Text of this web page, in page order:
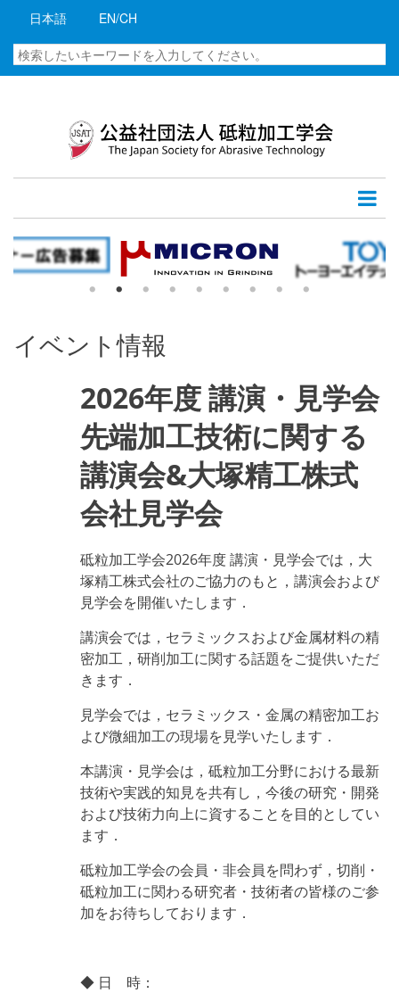
コ
に
動
日本語 EN/CH
検
索
イベント情報
2026年度 講演・見学会
先端加工技術に関する
講演会&大塚精工株式
会社見学会
砥粒加工学会2026年度 講演・見学会では，大
塚精工株式会社のご協力のもと，講演会および
見学会を開催いたします．
講演会では，セラミックスおよび金属材料の精
密加工，研削加工に関する話題をご提供いただ
きます．
見学会では，セラミックス・金属の精密加工お
よび微細加工の現場を見学いたします．
本講演・見学会は，砥粒加工分野における最新
技術や実践的知見を共有し，今後の研究・開発
および技術力向上に資することを目的としてい
ます．
砥粒加工学会の会員・非会員を問わず，切削・
砥粒加工に関わる研究者・技術者の皆様のご参
加をお待ちしております．
◆ 日 時 ：